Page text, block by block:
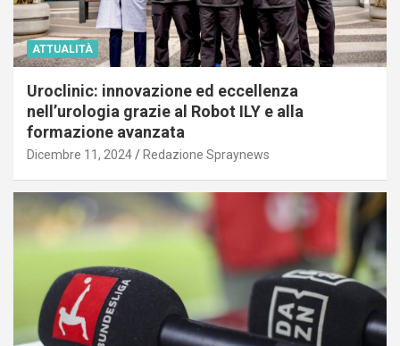
ATTUALITÀ
Uroclinic: innovazione ed eccellenza
nell’urologia grazie al Robot ILY e alla
formazione avanzata
Dicembre 11, 2024 Redazione Spraynews